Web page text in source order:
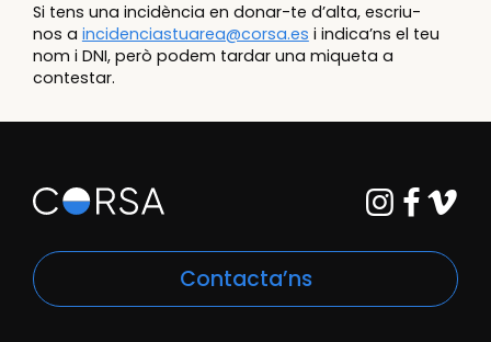
Si tens una incidència en donar-te d’alta, escriu-
nos a incidenciastuarea@corsa.es i indica’ns el teu
nom i DNI, però podem tardar una miqueta a
contestar.
Contacta’ns